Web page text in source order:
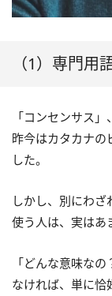
（1）専門用
「コンセンサス
昨今はカタカナの
した。
しかし、別にわ
使う人は、実はあ
「どんな意味な
なければ、単に恰